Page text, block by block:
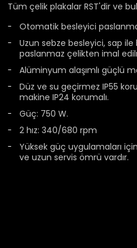
Tüm çelik plakalar RST'dir ve
Otomatik besleyici
Uzun sebze besleyici, sap
paslanmaz çelikten imal
Alüminyum alaşımlı güçlü
Düz ve su geçirmez IP55
makine IP24 korumalı.
Güç: 750 W.
2 hız: 340/680 rpm
Yüksek güç uygulamaları
ve uzun servis ömrü vardır.